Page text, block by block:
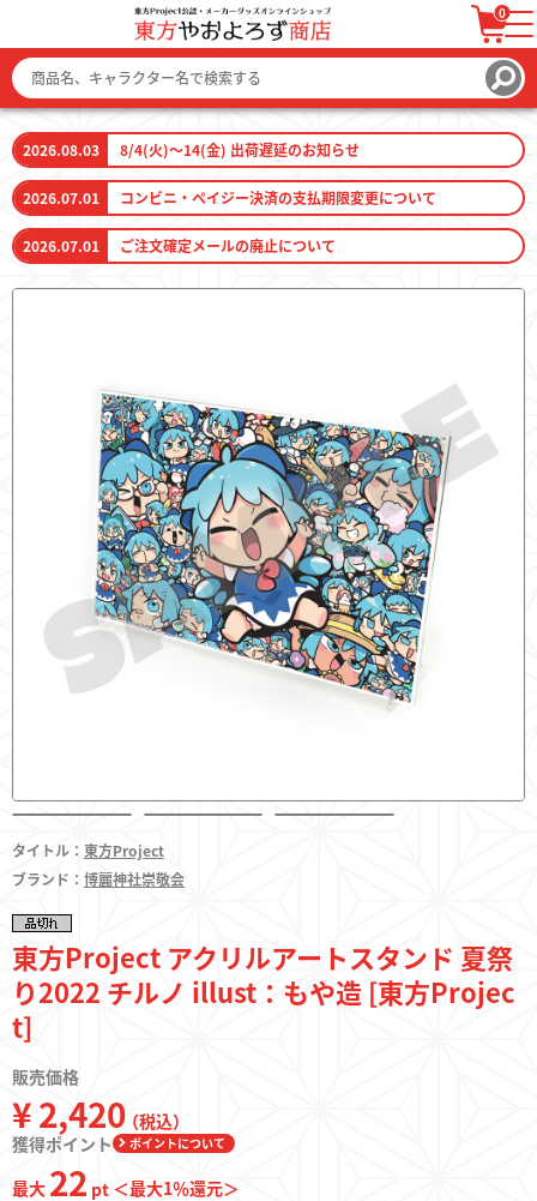
0
ログイン / 会員登録 カートを見る
ファッション
キーホルダー
トレーディングカード
フィギュア
ご利用案内
決済・配送
お問い合わせ
2026.08.03 8/4(火)～14(金) 出荷遅延のお知らせ
2026.07.01 コンビニ・ペイジー決済の支払期限変更について
2026.07.01 ご注文確定メールの廃止について
タイトル： 東方Project
ブランド： 博麗神社崇敬会
東方Project アクリルアートスタンド 夏祭
り2022 チルノ illust：もや造 [東方Projec
t]
販売価格
¥ 2,420（税込）
獲得ポイント
ポイントについて
最大 22 pt ＜最大1％還元＞